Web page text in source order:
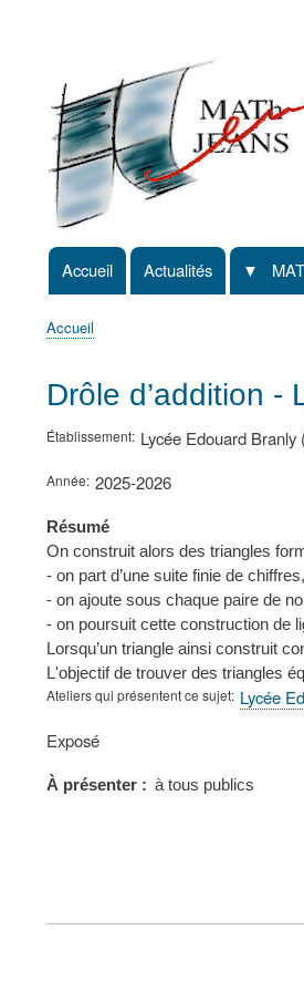
non
identifié
Navigation
principale
Accueil Actualités
d'Ariane
Accueil
Drôle d’addition -
Établissement Lycée Edouard Branly
Année 2025-2026
Résumé
On construit alors des triangles
- on part d’une suite finie de
- on ajoute sous chaque paire de
- on poursuit cette construction de
Lorsqu’un triangle ainsi construit
L'objectif de trouver des triangles
Ateliers qui présentent ce sujet Lycée
Type
présentation
Exposé
À présenter à tous publics
FOOTER